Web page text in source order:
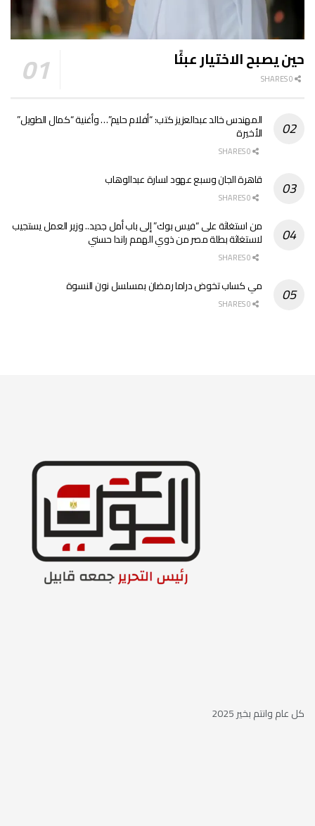
حين يصبح الاختيار عبئًا
المهندس خالد عبدالعزيز كتب: “أفلام حليم”… وأغنية “كمال الطويل”
الأخيرة
قاهرة الجان وسبع عهود لسارة عبدالوهاب
من استغاثة على “فيس بوك” إلى باب أمل جديد.. وزير العمل يستجيب
لاستغاثة بطلة مصر من ذوي الهمم راندا حسني
مي كساب تخوض دراما رمضان بمسلسل نون النسوة
كل عام وانتم بخير 2025